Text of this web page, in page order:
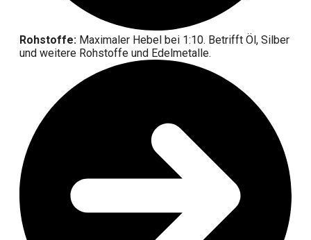
Rohstoffe: Maximaler Hebel bei 1:10. Betrifft Öl, Silber
und weitere Rohstoffe und Edelmetalle.